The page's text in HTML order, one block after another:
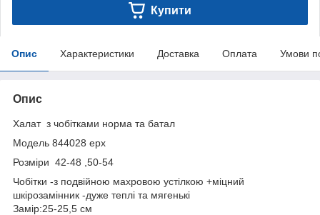
Купити
Опис Характеристики Доставка Оплата Умови
Опис
Халат з чобітками норма та батал
Модель 844028 ерх
Розміри 42-48 ,50-54
Чобітки -з подвійною махровою устілкою +міцний
шкірозамінник -дуже теплі та мягенькі
Замір:25-25,5 см